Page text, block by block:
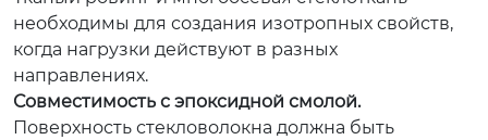
необходимы для создания изотропных свойств,
когда нагрузки действуют в разных
направлениях.
Совместимость с эпоксидной смолой.
Поверхность стекловолокна должна быть